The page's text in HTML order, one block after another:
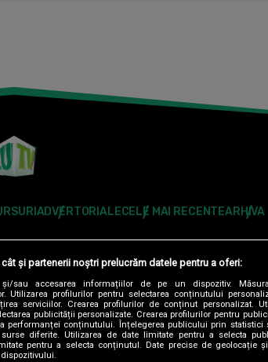
ADVERTORIALECELE MAI RECENTEARHIVA
us:
S.A. – DATE COMPANIE
și partenerii noștri prelucrăm datele pentru a oferi:
și/sau accesarea informațiilor de pe un dispozitiv.
Utilizarea profilurilor pentru selectarea conținutului
serviciilor. Crearea profilurilor de conținut personalizat.
publicității personalizate. Crearea profilurilor pentru
performanței conținutului. Înțelegerea publicului prin statistici
diferite. Utilizarea de date limitate pentru a selecta
pentru a selecta conținutul. Date precise de geolocație